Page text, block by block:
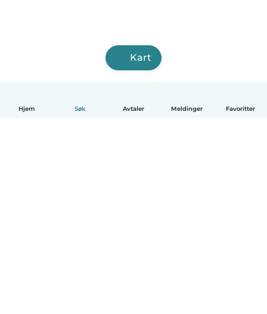
Hjem Søk Avtaler Meldinger Favoritter
Kart